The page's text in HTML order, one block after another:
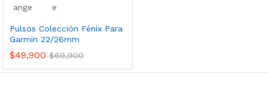
Pulsos Colección Fénix Para
Garmin 22/26mm
$49,900 $69,900